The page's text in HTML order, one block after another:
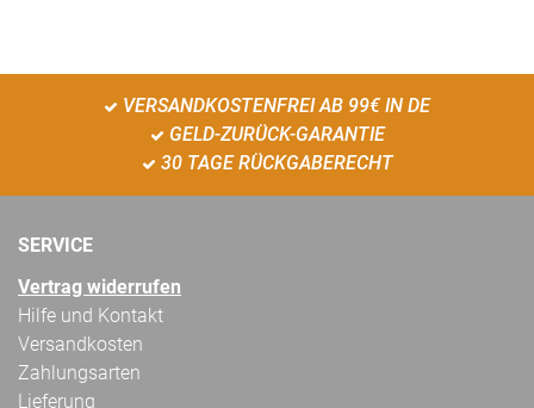
VERSANDKOSTENFREI AB 99€ IN DE
GELD-ZURÜCK-GARANTIE
30 TAGE RÜCKGABERECHT
SERVICE
Vertrag widerrufen
Hilfe und Kontakt
Versandkosten
Zahlungsarten
Lieferung